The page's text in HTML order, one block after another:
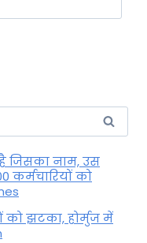
है जिसका नाम, उस
कर्मचारियों को
को झटका, होर्मुज में